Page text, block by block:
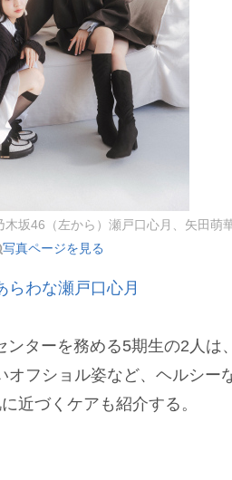
木坂46（左から）瀬戸口心月、矢田萌
写真ページを見る
らわな瀬戸口心月
ターを務める5期生の2人は
オフショル姿など、ヘルシー
近づくケアも紹介する。